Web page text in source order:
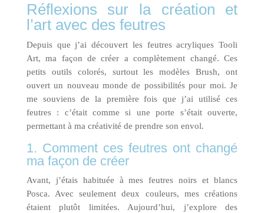
Réflexions sur la création et
l’art avec des feutres
Depuis que j’ai découvert les feutres acryliques Tooli
Art, ma façon de créer a complètement changé. Ces
petits outils colorés, surtout les modèles Brush, ont
ouvert un nouveau monde de possibilités pour moi. Je
me souviens de la première fois que j’ai utilisé ces
feutres : c’était comme si une porte s’était ouverte,
permettant à ma créativité de prendre son envol.
1. Comment ces feutres ont changé
ma façon de créer
Avant, j’étais habituée à mes feutres noirs et blancs
Posca. Avec seulement deux couleurs, mes créations
étaient plutôt limitées. Aujourd’hui, j’explore des